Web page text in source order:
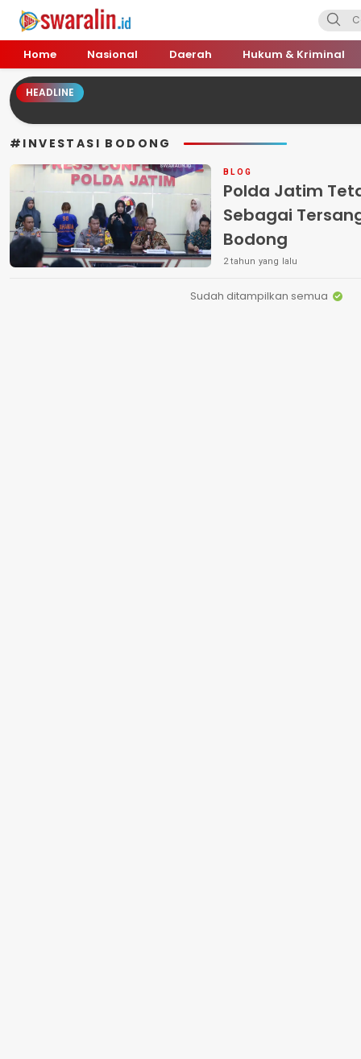
Swara Lin
Independent, Tajam & Profesional
Home Nasional Daerah Hukum & Kriminal
HEADLINE
#INVESTASI BODONG
BLOG
Polda Jatim
Sebagai
Bodong
2 tahun yang lalu
Sudah ditampilkan semua